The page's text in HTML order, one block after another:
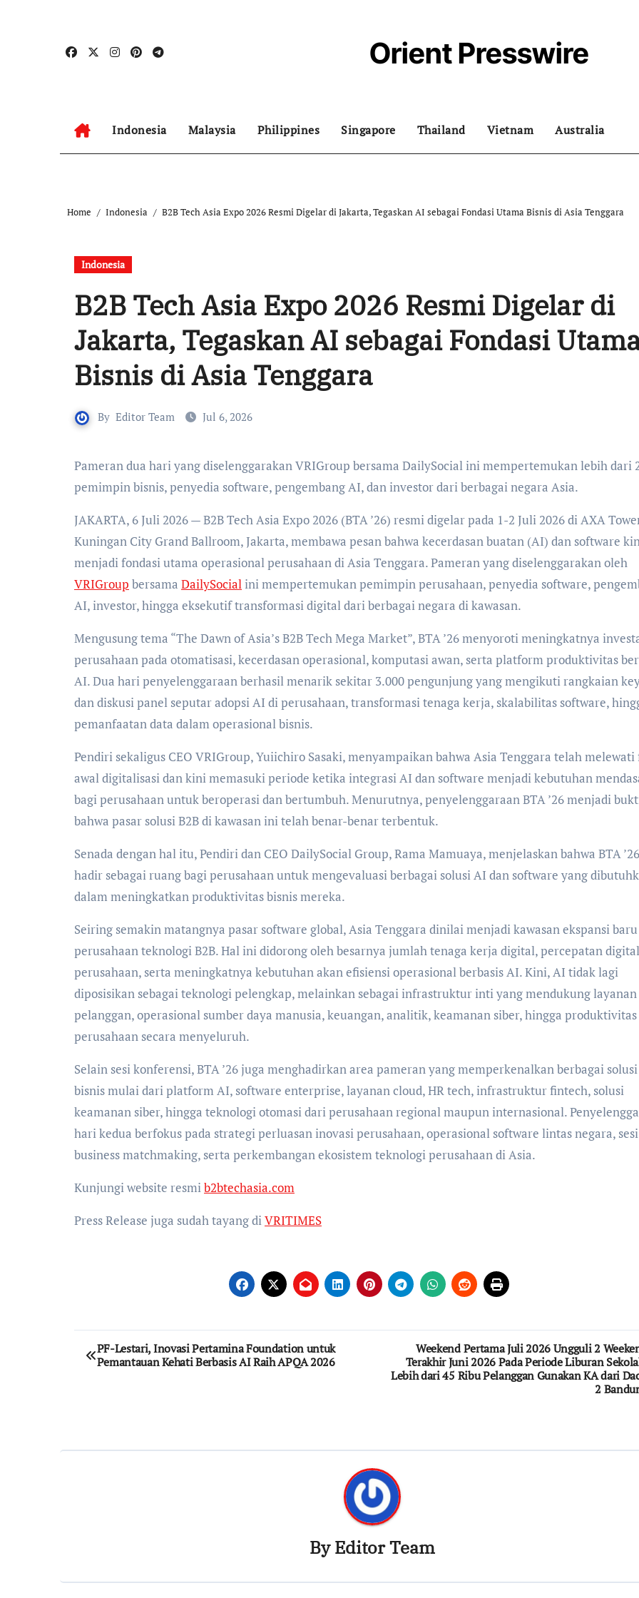
Orient Presswire
Indonesia Malaysia Philippines Singapore Thailand Vietnam Australia
Home Indonesia B2B Tech Asia Expo 2026 Resmi Digelar di Jakarta, Tegaskan AI sebagai Fondasi Utama Bisnis di Asia Tenggara
Indonesia
B2B Tech Asia Expo 2026 Resmi Digelar di
Jakarta, Tegaskan AI sebagai Fondasi
Bisnis di Asia Tenggara
By Editor Team Jul 6, 2026
Pameran dua hari yang diselenggarakan VRIGroup bersama DailySocial ini mempertemukan lebih dari 2.800
pemimpin bisnis, penyedia software, pengembang AI, dan investor dari berbagai negara Asia.
JAKARTA, 6 Juli 2026 — B2B Tech Asia Expo 2026 (BTA ’26) resmi digelar pada 1-2 Juli 2026 di AXA
Kuningan City Grand Ballroom, Jakarta, membawa pesan bahwa kecerdasan buatan (AI) dan software
menjadi fondasi utama operasional perusahaan di Asia Tenggara. Pameran yang diselenggarakan oleh
VRIGroup bersama DailySocial ini mempertemukan pemimpin perusahaan, penyedia software,
AI, investor, hingga eksekutif transformasi digital dari berbagai negara di kawasan.
Mengusung tema “The Dawn of Asia’s B2B Tech Mega Market”, BTA ’26 menyoroti meningkatnya
perusahaan pada otomatisasi, kecerdasan operasional, komputasi awan, serta platform produktivitas
AI. Dua hari penyelenggaraan berhasil menarik sekitar 3.000 pengunjung yang mengikuti rangkaian
dan diskusi panel seputar adopsi AI di perusahaan, transformasi tenaga kerja, skalabilitas software,
pemanfaatan data dalam operasional bisnis.
Pendiri sekaligus CEO VRIGroup, Yuiichiro Sasaki, menyampaikan bahwa Asia Tenggara telah melewati
awal digitalisasi dan kini memasuki periode ketika integrasi AI dan software menjadi kebutuhan
bagi perusahaan untuk beroperasi dan bertumbuh. Menurutnya, penyelenggaraan BTA ’26 menjadi
bahwa pasar solusi B2B di kawasan ini telah benar-benar terbentuk.
Senada dengan hal itu, Pendiri dan CEO DailySocial Group, Rama Mamuaya, menjelaskan bahwa BTA ’26
hadir sebagai ruang bagi perusahaan untuk mengevaluasi berbagai solusi AI dan software yang
dalam meningkatkan produktivitas bisnis mereka.
Seiring semakin matangnya pasar software global, Asia Tenggara dinilai menjadi kawasan ekspansi
perusahaan teknologi B2B. Hal ini didorong oleh besarnya jumlah tenaga kerja digital, percepatan
perusahaan, serta meningkatnya kebutuhan akan efisiensi operasional berbasis AI. Kini, AI tidak lagi
diposisikan sebagai teknologi pelengkap, melainkan sebagai infrastruktur inti yang mendukung layanan
pelanggan, operasional sumber daya manusia, keuangan, analitik, keamanan siber, hingga produktivitas
perusahaan secara menyeluruh.
Selain sesi konferensi, BTA ’26 juga menghadirkan area pameran yang memperkenalkan berbagai solusi
bisnis mulai dari platform AI, software enterprise, layanan cloud, HR tech, infrastruktur fintech, solusi
keamanan siber, hingga teknologi otomasi dari perusahaan regional maupun internasional.
hari kedua berfokus pada strategi perluasan inovasi perusahaan, operasional software lintas negara, sesi
business matchmaking, serta perkembangan ekosistem teknologi perusahaan di Asia.
Kunjungi website resmib2btechasia.com
Press Release juga sudah tayang diVRITIMES
Post
navigation
PF-Lestari, Inovasi Pertamina Foundation untuk
Pemantauan Kehati Berbasis AI Raih APQA 2026
Weekend Pertama Juli 2026 Ungguli 2
Terakhir Juni 2026 Pada Periode Liburan
Lebih dari 45 Ribu Pelanggan Gunakan KA dari
2
ByEditor Team